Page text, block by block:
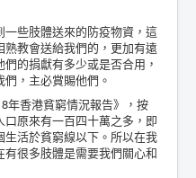
些肢體送來的防疫物資，這
教會送給我們的，更加有遠
的捐獻有多少或是否合用，
，主必賞賜他們。
香港貧窮情況報告》，按
原來有一百四十萬之多，即
活於貧窮線以下。所以在我
很多肢體是需要我們關心和